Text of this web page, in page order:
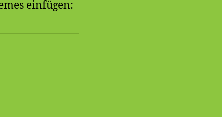
einfügen: